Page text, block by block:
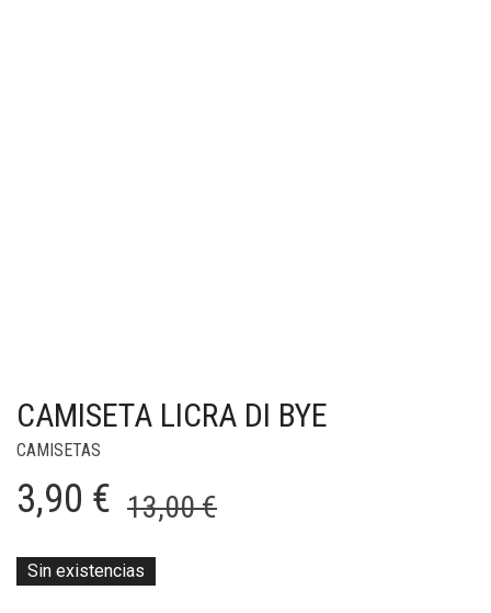
CAMISETA LICRA DI BYE
CAMISETAS
13,00€El
3,90 €
El
Sin existencias